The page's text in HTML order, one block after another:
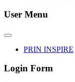
User Menu
PRIN INSPIRE
Login Form